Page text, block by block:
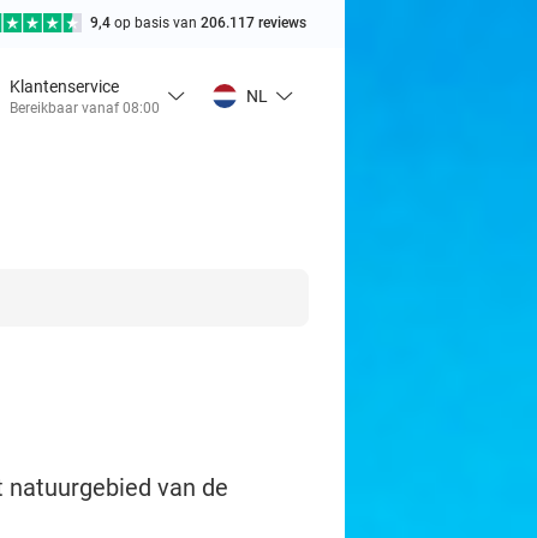
9,4 op basis van 206.117 reviews
Klantenservice
Bereikbaar vanaf 08:00
NL
van de